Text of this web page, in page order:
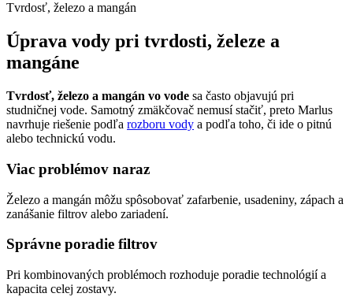
Tvrdosť, železo a mangán
Úprava vody pri tvrdosti, železe a
mangáne
Tvrdosť, železo a mangán vo vode sa často objavujú pri
studničnej vode. Samotný zmäkčovač nemusí stačiť, preto Marlus
navrhuje riešenie podľa rozboru vody a podľa toho, či ide o pitnú
alebo technickú vodu.
Viac problémov naraz
Železo a mangán môžu spôsobovať zafarbenie, usadeniny, zápach a
zanášanie filtrov alebo zariadení.
Správne poradie filtrov
Pri kombinovaných problémoch rozhoduje poradie technológií a
kapacita celej zostavy.